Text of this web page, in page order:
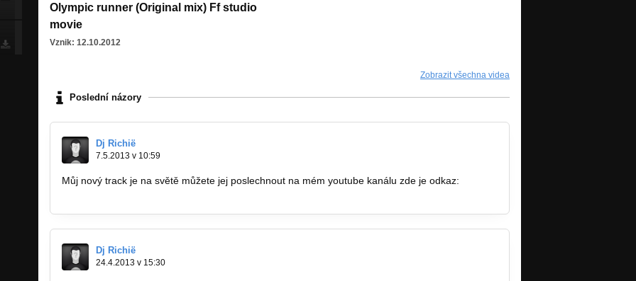
Olympic runner (Original mix) Ff studio
movie
Vznik: 12.10.2012
Zobrazit všechna videa
Poslední názory
Dj Richië
7.5.2013 v 10:59
Můj nový track je na světě můžete jej poslechnout na mém youtube kanálu zde je odkaz:
Dj Richië
24.4.2013 v 15:30